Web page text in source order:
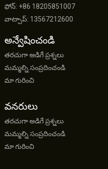
ఫోన్: +86 18205851007
వాట్సాప్: 13567212600
అన్వేషించండి
తరచుగా అడిగే ప్రశ్నలు
మమ్మల్ని సంప్రదించండి
మా గురించి
వనరులు
తరచుగా అడిగే ప్రశ్నలు
మమ్మల్ని సంప్రదించండి
మా గురించి